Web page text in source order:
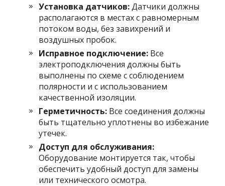
Установка датчиков:Датчики должны
располагаются в местах с равномерным
потоком воды, без завихрений и
воздушных пробок.
Исправное подключение: Все
электроподключения должны быть
выполнены по схеме с соблюдением
полярности и с использованием
качественной изоляции.
Герметичность: Все соединения должны
быть тщательно уплотнены во избежание
утечек.
Доступ для обслуживания:
Оборудование монтируется так, чтобы
обеспечить удобный доступ для замены
или технического осмотра.